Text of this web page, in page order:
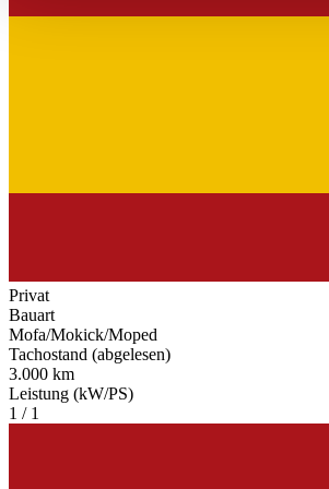
Privat
Bauart
Mofa/Mokick/Moped
Tachostand (abgelesen)
3.000 km
Leistung (kW/PS)
1 / 1